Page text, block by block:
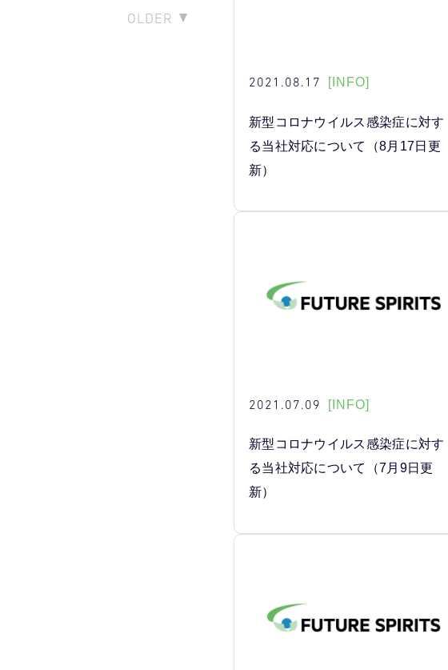
OLDER
2021.08.17 [INFO]
新型コロナウイルス感染症に対す
る当社対応について（8月17日更
新）
2021.07.09 [INFO]
新型コロナウイルス感染症に対す
る当社対応について（7月9日更
新）